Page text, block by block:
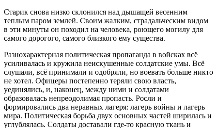
Старик снова низко склонился над дышащей весенним
теплым паром землей. Своим жалким, страдальческим видом
в эти минуты он походил на человека, роющего могилу для
самого дорогого, самого близкого ему существа.
Разнохарактерная политическая пропаганда в войсках всё
усиливалась и кружила неискушенные солдатские умы. Всё
слушали, всё принимали и одобряли, но воевать больше никто
не хотел. Офицеры постепенно теряли свою власть,
уединялись, и, наконец, между ними и солдатами
образовалась непреодолимая пропасть. Росли и
формировались два неравных лагеря: лагерь войны и лагерь
мира. Политическая борьба двух основных частей ширилась и
углублялась. Солдаты доставали где-то красную ткань и